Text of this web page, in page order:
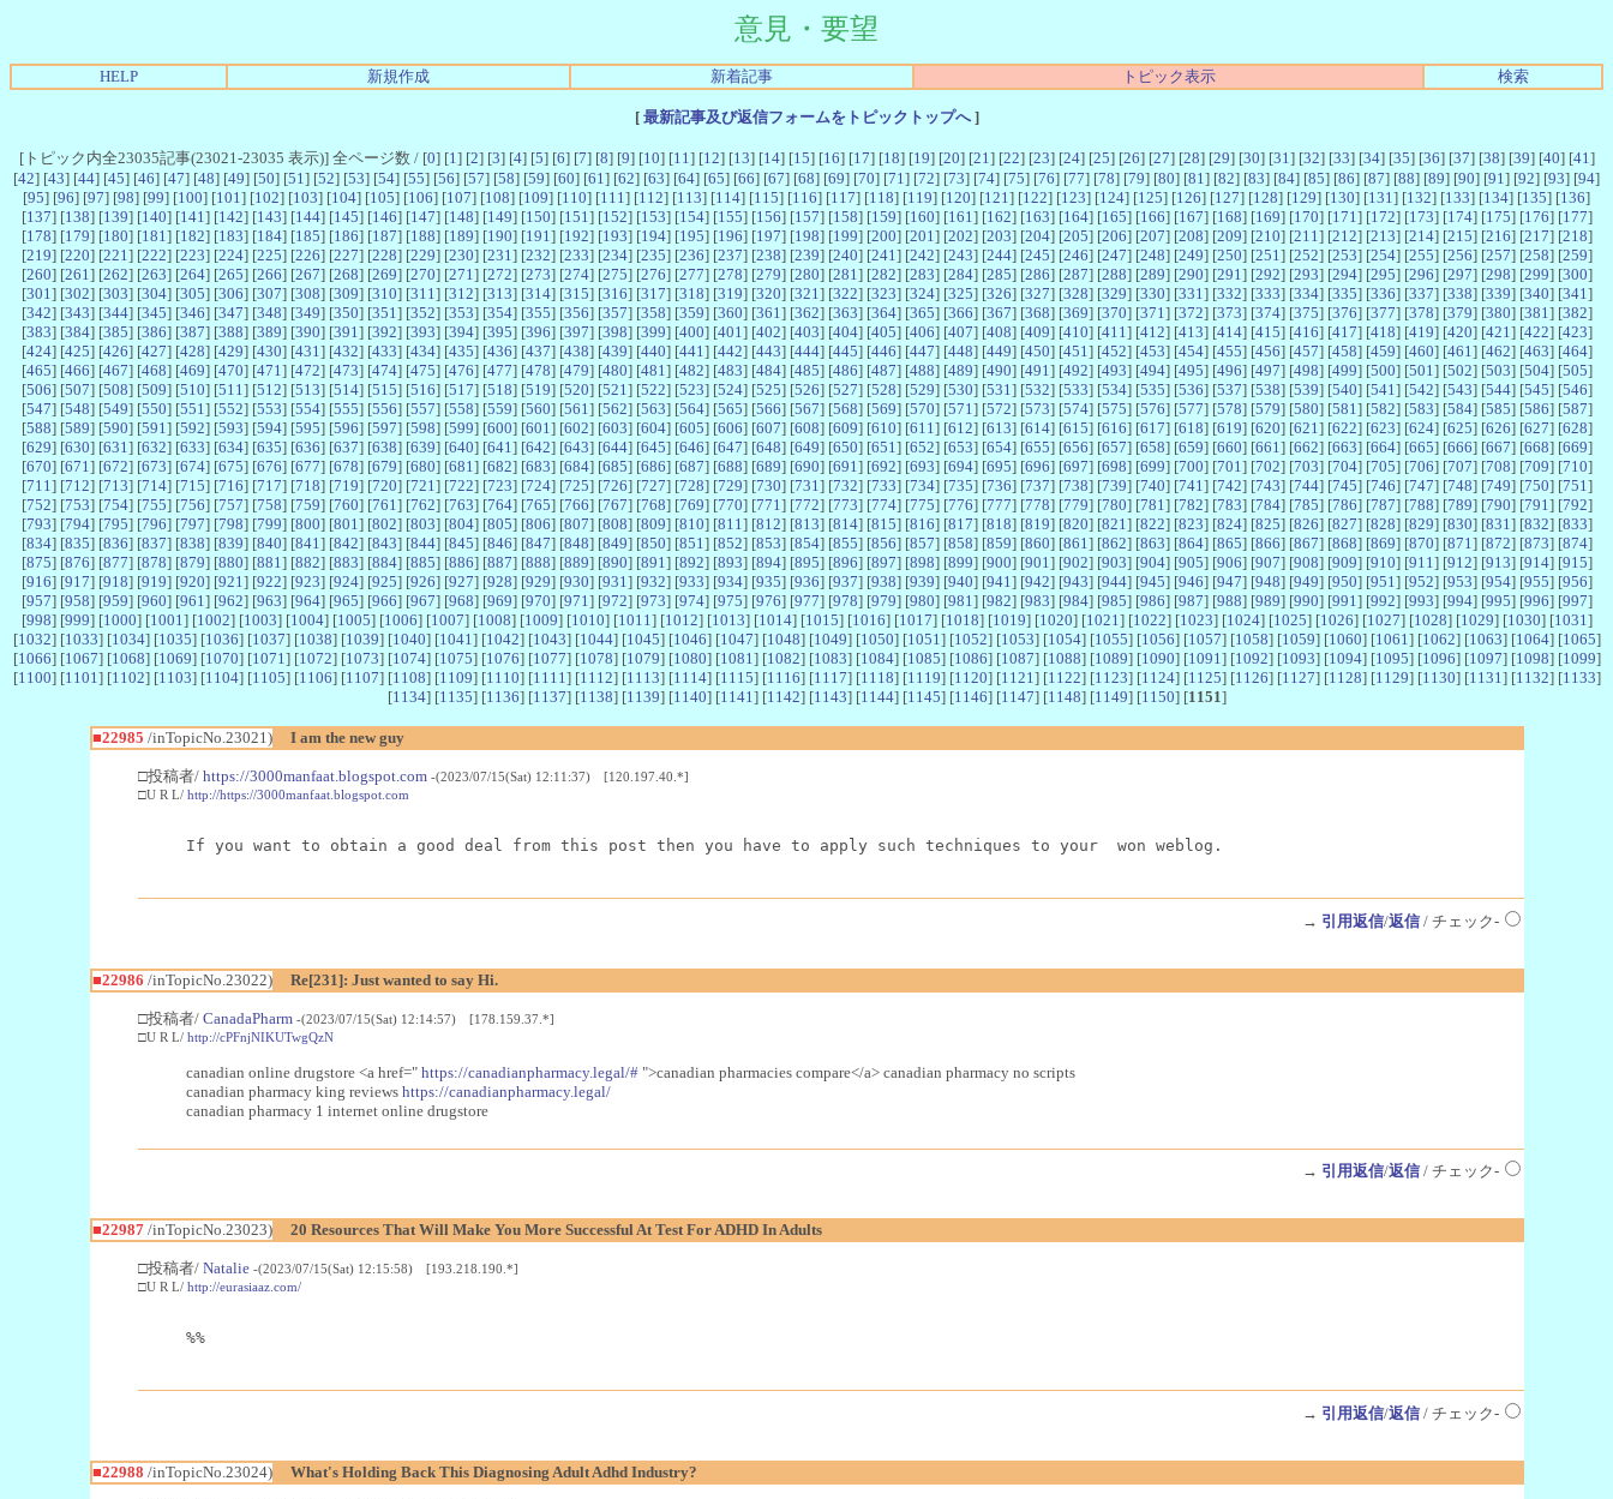
意見・要望
HELP 新規作成 新着記事 トピック表示 検索
[最新記事及び返信フォームをトピックトップへ]
[トピック内全23035記事(23021-23035 表示)] 全ページ数 / [0] [1 ] [2] [3] [4] [5] [6] [7] [8] [9] [10] [11 ] [12] [13] [14] [15] [16] [17] [18] [19] [20] [21 ] [22] [23] [24] [25] [26] [27] [28] [29] [30] [31 ] [32] [33] [34] [35] [36] [37] [38] [39] [40] [41 ]
[42] [43] [44] [45] [46] [47] [48] [49] [50] [51 ] [52] [53] [54] [55] [56] [57] [58] [59] [60] [61 ] [62] [63] [64] [65] [66] [67] [68] [69] [70] [71 ] [72] [73] [74] [75] [76] [77] [78] [79] [80] [81 ] [82] [83] [84] [85] [86] [87] [88] [89] [90] [91 ] [92] [93] [94]
[95] [96] [97] [98] [99] [100] [101 ] [102] [103] [104] [105] [106] [107] [108] [109] [110] [111 ] [112] [113] [114] [115] [116] [117] [118] [119] [120] [121 ] [122] [123] [124] [125] [126] [127] [128] [129] [130] [131 ] [132] [133] [134] [135] [136]
[137] [138] [139] [140] [141 ] [142] [143] [144] [145] [146] [147] [148] [149] [150] [151 ] [152] [153] [154] [155] [156] [157] [158] [159] [160] [161 ] [162] [163] [164] [165] [166] [167] [168] [169] [170] [171 ] [172] [173] [174] [175] [176] [177]
[178] [179] [180] [181 ] [182] [183] [184] [185] [186] [187] [188] [189] [190] [191 ] [192] [193] [194] [195] [196] [197] [198] [199] [200] [201 ] [202] [203] [204] [205] [206] [207] [208] [209] [210] [211 ] [212] [213] [214] [215] [216] [217] [218]
[219] [220] [221 ] [222] [223] [224] [225] [226] [227] [228] [229] [230] [231 ] [232] [233] [234] [235] [236] [237] [238] [239] [240] [241 ] [242] [243] [244] [245] [246] [247] [248] [249] [250] [251 ] [252] [253] [254] [255] [256] [257] [258] [259]
[260] [261 ] [262] [263] [264] [265] [266] [267] [268] [269] [270] [271 ] [272] [273] [274] [275] [276] [277] [278] [279] [280] [281 ] [282] [283] [284] [285] [286] [287] [288] [289] [290] [291 ] [292] [293] [294] [295] [296] [297] [298] [299] [300]
[301 ] [302] [303] [304] [305] [306] [307] [308] [309] [310] [311 ] [312] [313] [314] [315] [316] [317] [318] [319] [320] [321 ] [322] [323] [324] [325] [326] [327] [328] [329] [330] [331 ] [332] [333] [334] [335] [336] [337] [338] [339] [340] [341 ]
[342] [343] [344] [345] [346] [347] [348] [349] [350] [351 ] [352] [353] [354] [355] [356] [357] [358] [359] [360] [361 ] [362] [363] [364] [365] [366] [367] [368] [369] [370] [371 ] [372] [373] [374] [375] [376] [377] [378] [379] [380] [381 ] [382]
[383] [384] [385] [386] [387] [388] [389] [390] [391 ] [392] [393] [394] [395] [396] [397] [398] [399] [400] [401 ] [402] [403] [404] [405] [406] [407] [408] [409] [410] [411 ] [412] [413] [414] [415] [416] [417] [418] [419] [420] [421 ] [422] [423]
[424] [425] [426] [427] [428] [429] [430] [431 ] [432] [433] [434] [435] [436] [437] [438] [439] [440] [441 ] [442] [443] [444] [445] [446] [447] [448] [449] [450] [451 ] [452] [453] [454] [455] [456] [457] [458] [459] [460] [461 ] [462] [463] [464]
[465] [466] [467] [468] [469] [470] [471 ] [472] [473] [474] [475] [476] [477] [478] [479] [480] [481 ] [482] [483] [484] [485] [486] [487] [488] [489] [490] [491 ] [492] [493] [494] [495] [496] [497] [498] [499] [500] [501 ] [502] [503] [504] [505]
[506] [507] [508] [509] [510] [511 ] [512] [513] [514] [515] [516] [517] [518] [519] [520] [521 ] [522] [523] [524] [525] [526] [527] [528] [529] [530] [531 ] [532] [533] [534] [535] [536] [537] [538] [539] [540] [541 ] [542] [543] [544] [545] [546]
[547] [548] [549] [550] [551 ] [552] [553] [554] [555] [556] [557] [558] [559] [560] [561 ] [562] [563] [564] [565] [566] [567] [568] [569] [570] [571 ] [572] [573] [574] [575] [576] [577] [578] [579] [580] [581 ] [582] [583] [584] [585] [586] [587]
[588] [589] [590] [591 ] [592] [593] [594] [595] [596] [597] [598] [599] [600] [601 ] [602] [603] [604] [605] [606] [607] [608] [609] [610] [611 ] [612] [613] [614] [615] [616] [617] [618] [619] [620] [621 ] [622] [623] [624] [625] [626] [627] [628]
[629] [630] [631 ] [632] [633] [634] [635] [636] [637] [638] [639] [640] [641 ] [642] [643] [644] [645] [646] [647] [648] [649] [650] [651 ] [652] [653] [654] [655] [656] [657] [658] [659] [660] [661 ] [662] [663] [664] [665] [666] [667] [668] [669]
[670] [671 ] [672] [673] [674] [675] [676] [677] [678] [679] [680] [681 ] [682] [683] [684] [685] [686] [687] [688] [689] [690] [691 ] [692] [693] [694] [695] [696] [697] [698] [699] [700] [701 ] [702] [703] [704] [705] [706] [707] [708] [709] [710]
[711 ] [712] [713] [714] [715] [716] [717] [718] [719] [720] [721 ] [722] [723] [724] [725] [726] [727] [728] [729] [730] [731 ] [732] [733] [734] [735] [736] [737] [738] [739] [740] [741 ] [742] [743] [744] [745] [746] [747] [748] [749] [750] [751 ]
[752] [753] [754] [755] [756] [757] [758] [759] [760] [761 ] [762] [763] [764] [765] [766] [767] [768] [769] [770] [771 ] [772] [773] [774] [775] [776] [777] [778] [779] [780] [781 ] [782] [783] [784] [785] [786] [787] [788] [789] [790] [791 ] [792]
[793] [794] [795] [796] [797] [798] [799] [800] [801 ] [802] [803] [804] [805] [806] [807] [808] [809] [810] [811 ] [812] [813] [814] [815] [816] [817] [818] [819] [820] [821 ] [822] [823] [824] [825] [826] [827] [828] [829] [830] [831 ] [832] [833]
[834] [835] [836] [837] [838] [839] [840] [841 ] [842] [843] [844] [845] [846] [847] [848] [849] [850] [851 ] [852] [853] [854] [855] [856] [857] [858] [859] [860] [861 ] [862] [863] [864] [865] [866] [867] [868] [869] [870] [871 ] [872] [873] [874]
[875] [876] [877] [878] [879] [880] [881 ] [882] [883] [884] [885] [886] [887] [888] [889] [890] [891 ] [892] [893] [894] [895] [896] [897] [898] [899] [900] [901 ] [902] [903] [904] [905] [906] [907] [908] [909] [910] [911 ] [912] [913] [914] [915]
[916] [917] [918] [919] [920] [921 ] [922] [923] [924] [925] [926] [927] [928] [929] [930] [931 ] [932] [933] [934] [935] [936] [937] [938] [939] [940] [941 ] [942] [943] [944] [945] [946] [947] [948] [949] [950] [951 ] [952] [953] [954] [955] [956]
[957] [958] [959] [960] [961 ] [962] [963] [964] [965] [966] [967] [968] [969] [970] [971 ] [972] [973] [974] [975] [976] [977] [978] [979] [980] [981 ] [982] [983] [984] [985] [986] [987] [988] [989] [990] [991 ] [992] [993] [994] [995] [996] [997]
[998] [999] [1000] [1001 ] [1002] [1003] [1004] [1005] [1006] [1007] [1008] [1009] [1010] [1011 ] [1012] [1013] [1014] [1015] [1016] [1017] [1018] [1019] [1020] [1021 ] [1022] [1023] [1024] [1025] [1026] [1027] [1028] [1029] [1030] [1031 ]
[1032] [1033] [1034] [1035] [1036] [1037] [1038] [1039] [1040] [1041 ] [1042] [1043] [1044] [1045] [1046] [1047] [1048] [1049] [1050] [1051 ] [1052] [1053] [1054] [1055] [1056] [1057] [1058] [1059] [1060] [1061 ] [1062] [1063] [1064] [1065]
[1066] [1067] [1068] [1069] [1070] [1071 ] [1072] [1073] [1074] [1075] [1076] [1077] [1078] [1079] [1080] [1081 ] [1082] [1083] [1084] [1085] [1086] [1087] [1088] [1089] [1090] [1091 ] [1092] [1093] [1094] [1095] [1096] [1097] [1098] [1099]
[1100] [1101 ] [1102] [1103] [1104] [1105] [1106] [1107] [1108] [1109] [1110] [1111 ] [1112] [1113] [1114] [1115] [1116] [1117] [1118] [1119] [1120] [1121 ] [1122] [1123] [1124] [1125] [1126] [1127] [1128] [1129] [1130] [1131 ] [1132] [1133]
[1134] [1135] [1136] [1137] [1138] [1139] [1140] [1141 ] [1142] [1143] [1144] [1145] [1146] [1147] [1148] [1149] [1150] [1151]
■22985 /inTopicNo.23021) I am the new guy
□投稿者/ https://3000manfaat.blogspot.com -(2023/07/15(Sat) 12:11:37) [120.197.40.*]
□U R L/ http://https://3000manfaat.blogspot.com
If you want to obtain a good deal from this post then you have to apply such techniques to your  won weblog.
→ 引用返信/返信/ チェック-
■22986 /inTopicNo.23022) Re[231]: Just wanted to say Hi.
□投稿者/ CanadaPharm -(2023/07/15(Sat) 12:14:57) [178.159.37.*]
□U R L/ http://cPFnjNIKUTwgQzN
canadian online drugstore <a href=" https://canadianpharmacy.legal/#">canadian pharmacies compare</a> canadian pharmacy no scripts
canadian pharmacy king reviews https://canadianpharmacy.legal/
canadian pharmacy 1 internet online drugstore
→ 引用返信/返信/ チェック-
■22987/inTopicNo.23023) 20 Resources That Will Make You More Successful At Test For ADHD In Adults
□投稿者/ Natalie -(2023/07/15(Sat) 12:15:58) [193.218.190.*]
□U R L/ http://eurasiaaz.com/
%%
→ 引用返信/返信/ チェック-
■22988 /inTopicNo.23024) What's Holding Back This Diagnosing Adult Adhd Industry?